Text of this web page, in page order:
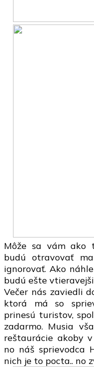
Môže sa vám ako
budú otravovať
ignorovať. Ako
budú ešte
Večer nás zaviedli
ktorá má so
prinesú turistov,
zadarmo. Musia
reštaurácie akoby
no náš sprievodca
nich je to pocta.. no